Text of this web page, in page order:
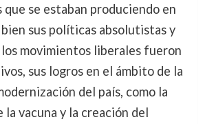
que se estaban produciendo en
sus políticas absolutistas y
movimientos liberales fueron
sus logros en el ámbito de la
del país, como la
vacuna y la creación del